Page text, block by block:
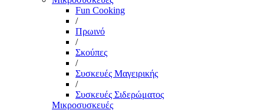
Fun Cooking
/
Πρωινό
/
Σκούπες
/
Συσκευές Μαγειρικής
/
Συσκευές Σιδερώματος
Μικροσυσκευές